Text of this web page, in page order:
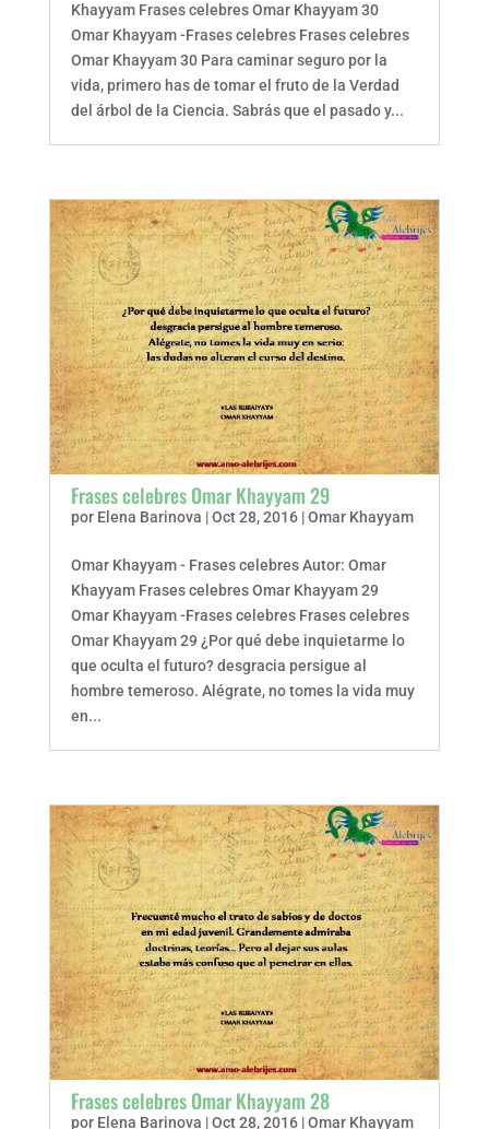
Khayyam Frases celebres Omar Khayyam 30
Omar Khayyam -Frases celebres Frases celebres
Omar Khayyam 30 Para caminar seguro por la
vida, primero has de tomar el fruto de la Verdad
del árbol de la Ciencia. Sabrás que el pasado y...
Frases celebres Omar Khayyam 29
por Elena Barinova |Oct 28, 2016|Omar Khayyam
Omar Khayyam - Frases celebres Autor: Omar
Khayyam Frases celebres Omar Khayyam 29
Omar Khayyam -Frases celebres Frases celebres
Omar Khayyam 29 ¿Por qué debe inquietarme lo
que oculta el futuro? desgracia persigue al
hombre temeroso. Alégrate, no tomes la vida muy
en...
Frases celebres Omar Khayyam 28
por Elena Barinova |Oct 28, 2016|Omar Khayyam